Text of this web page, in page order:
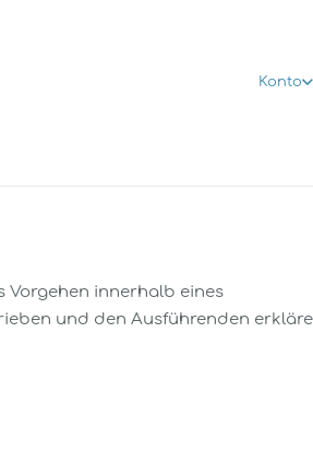
Konto
Vorgehen innerhalb eines
und den Ausführenden